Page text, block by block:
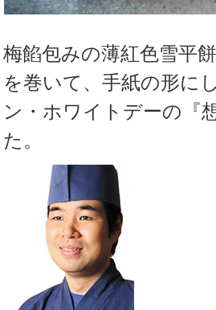
梅餡包みの薄紅色雪平
を巻いて、手紙の形に
ン・ホワイトデーの『
た。